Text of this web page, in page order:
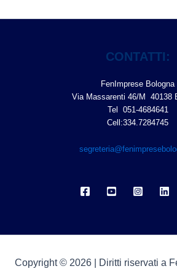
CONTATTI:
FenImprese Bologna
Via Massarenti 46/M 40138
Tel 051-4684641
Cell:334.7284745
Copyright © 2026 | Diritti riservati a